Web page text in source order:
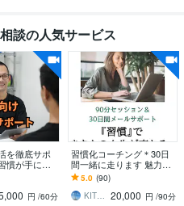
談の人気サービス
を徹底サポ
慣が手に入
を軸に生活
心身共に最
り続けよう
円 /60分
習慣化コーチング＊30日
間一緒に走ります 魅力発
見セッション(90分)×30日
間のメッセージサポート
5.0 (90)
KITRI（キトリ） 20,000 円 /90分